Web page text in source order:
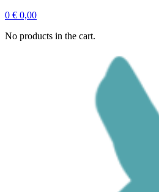
0 € 0,00
No products in the cart.